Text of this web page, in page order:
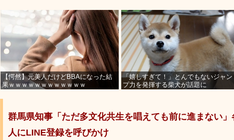
【愕然】元美人だけどBBAになった結
果ｗｗｗｗｗｗｗｗｗｗｗｗ
「嬉しすぎて！」とんでもないジャン
プ力を発揮する柴犬が話題に
群馬県知事「ただ多文化共生を唱えても前に進まない
人にLINE登録を呼びかけ